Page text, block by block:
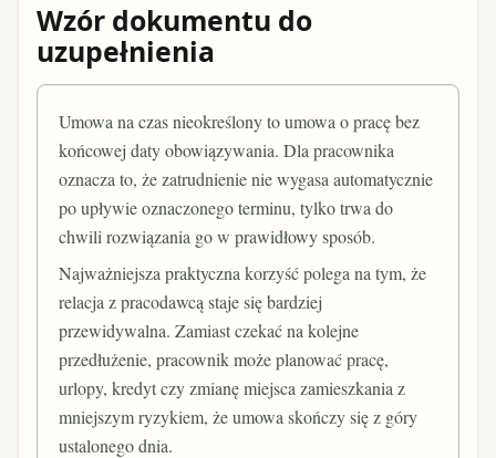
Wzór dokumentu do
uzupełnienia
Umowa na czas nieokreślony to umowa o pracę bez
końcowej daty obowiązywania. Dla pracownika
oznacza to, że zatrudnienie nie wygasa automatycznie
po upływie oznaczonego terminu, tylko trwa do
chwili rozwiązania go w prawidłowy sposób.
Najważniejsza praktyczna korzyść polega na tym, że
relacja z pracodawcą staje się bardziej
przewidywalna. Zamiast czekać na kolejne
przedłużenie, pracownik może planować pracę,
urlopy, kredyt czy zmianę miejsca zamieszkania z
mniejszym ryzykiem, że umowa skończy się z góry
ustalonego dnia.